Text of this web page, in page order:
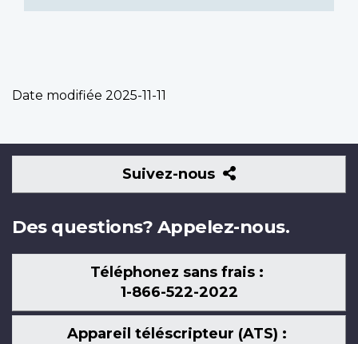
Date modifiée 2025-11-11
Suivez-nous
Suivez-
nous
Des questions? Appelez-nous.
Téléphonez sans frais :
1-866-522-2022
Appareil téléscripteur (ATS) :